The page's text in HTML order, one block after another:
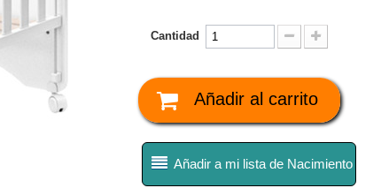
Cantidad
Añadir al carrito
Añadir a mi lista de Nacimiento